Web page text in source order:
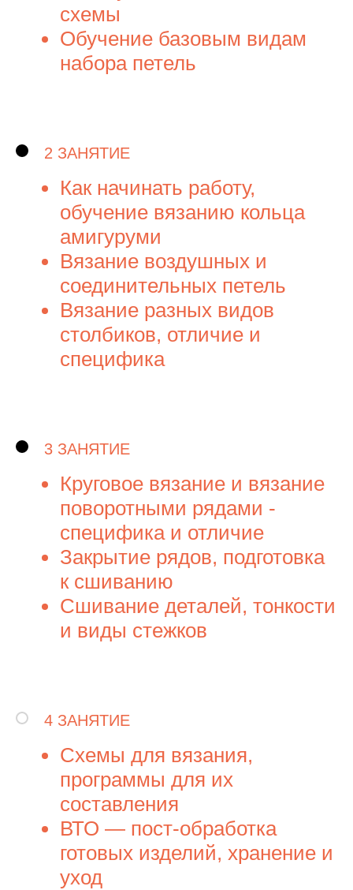
схемы
Обучение базовым видам
набора петель
2 ЗАНЯТИЕ
Как начинать работу,
обучение вязанию кольца
амигуруми
Вязание воздушных и
соединительных петель
Вязание разных видов
столбиков, отличие и
специфика
3 ЗАНЯТИЕ
Круговое вязание и вязание
поворотными рядами -
специфика и отличие
Закрытие рядов, подготовка
к сшиванию
Сшивание деталей, тонкости
и виды стежков
4 ЗАНЯТИЕ
Схемы для вязания,
программы для их
составления
ВТО — пост-обработка
готовых изделий, хранение и
уход